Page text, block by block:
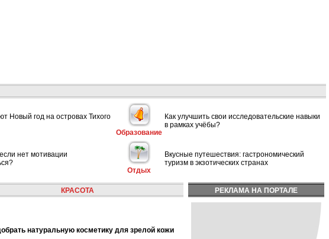
Новый год на островах Тихого
Образование
Как улучшить свои исследовательские навыки
в рамках учёбы?
нет мотивации
Отдых
Вкусные путешествия: гастрономический
туризм в экзотических странах
КРАСОТА
натуральную косметику для зрелой кожи
РЕКЛАМА НА ПОРТАЛЕ